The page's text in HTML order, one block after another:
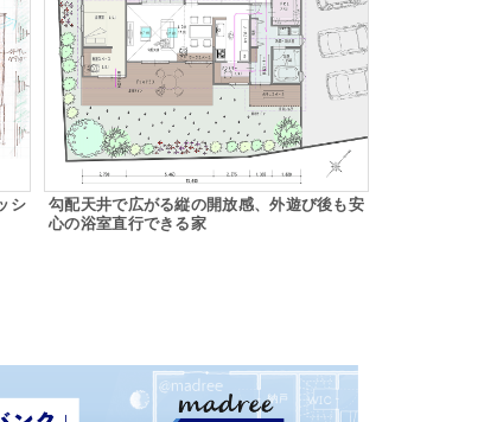
シ
勾配天井で広がる縦の開放感、外遊び後も安
心の浴室直行できる家